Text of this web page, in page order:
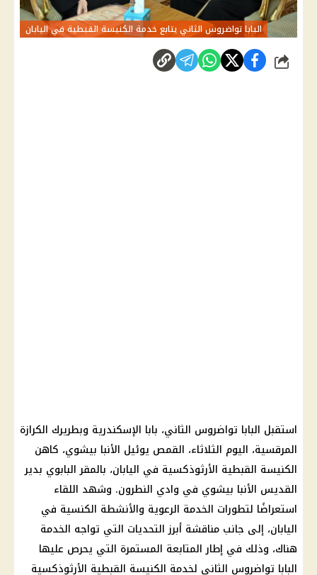
البابا تواضروس الثاني يتابع خدمة الكنيسة القبطية في اليابان
شارك
استقبل البابا تواضروس الثاني، بابا الإسكندرية وبطريرك الكرازة
المرقسية، اليوم الثلاثاء، القمص يوئيل الأنبا بيشوي، كاهن
الكنيسة القبطية الأرثوذكسية في اليابان، بالمقر البابوي بدير
القديس الأنبا بيشوي في وادي النطرون. وشهد اللقاء
استعراضًا لتطورات الخدمة الرعوية والأنشطة الكنسية في
اليابان، إلى جانب مناقشة أبرز التحديات التي تواجه الخدمة
هناك، وذلك في إطار المتابعة المستمرة التي يحرص عليها
البابا تواضروس الثاني لخدمة الكنيسة القبطية الأرثوذكسية